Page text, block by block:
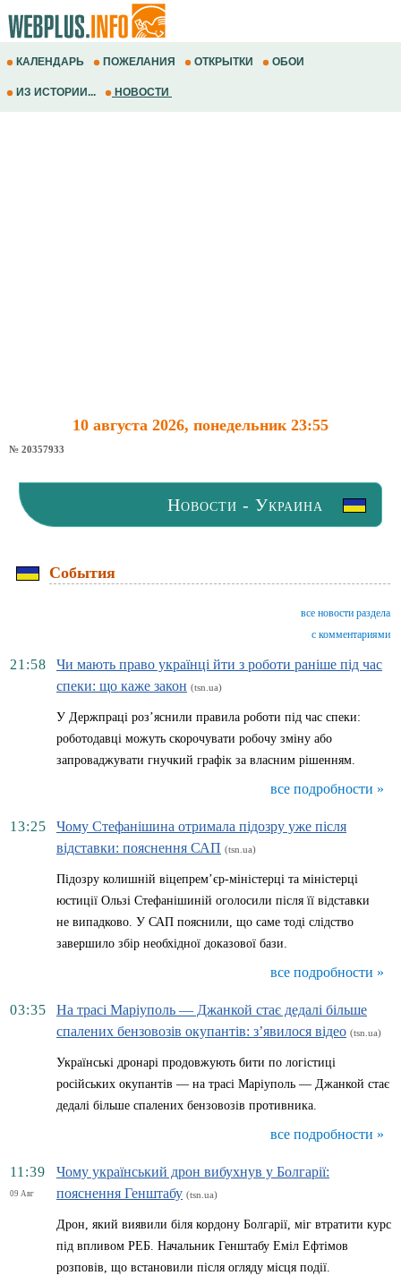
КАЛЕНДАРЬ ПОЖЕЛАНИЯ ОТКРЫТКИ ОБОИ
ИЗ ИСТОРИИ... НОВОСТИ
10 августа 2026, понедельник 23:55
№ 20357933
Новости - Украина
События
все новости раздела
с комментариями
21:58
Чи мають право українці йти з роботи раніше під час
спеки: що каже закон (tsn.ua)
У Держпраці роз’яснили правила роботи під час спеки:
роботодавці можуть скорочувати робочу зміну або
запроваджувати гнучкий графік за власним рішенням.
все подробности »
13:25
Чому Стефанішина отримала підозру уже після
відставки: пояснення САП (tsn.ua)
Підозру колишній віцепрем’єр-міністерці та міністерці
юстиції Ользі Стефанішиній оголосили після її відставки
не випадково. У САП пояснили, що саме тоді слідство
завершило збір необхідної доказової бази.
все подробности »
03:35
На трасі Маріуполь — Джанкой стає дедалі більше
спалених бензовозів окупантів: з’явилося відео (tsn.ua)
Українські дронарі продовжують бити по логістиці
російських окупантів — на трасі Маріуполь — Джанкой стає
дедалі більше спалених бензовозів противника.
все подробности »
11:39
09 Авг
Чому український дрон вибухнув у Болгарії:
пояснення Генштабу (tsn.ua)
Дрон, який виявили біля кордону Болгарії, міг втратити курс
під впливом РЕБ. Начальник Генштабу Еміл Ефтімов
розповів, що встановили після огляду місця події.